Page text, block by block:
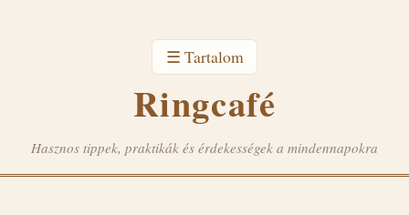
☰ Tartalom
Ringcafé
Hasznos tippek, praktikák és érdekességek a mindennapokra